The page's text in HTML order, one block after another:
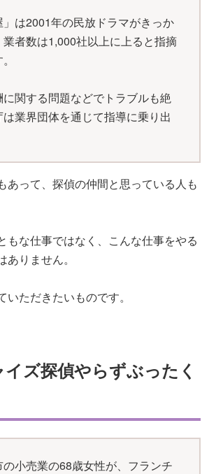
」は2001年の民放ドラマがきっか
者数は1,000社以上に上ると指摘
に関する問題などでトラブルも絶
は業界団体を通じて指導に乗り出
あって、探偵の仲間と思っている人も
もな仕事ではなく、こんな仕事をやる
りません。
ただきたいものです。
ズ探偵やらずぶったく
小売業の68歳女性が、フランチ